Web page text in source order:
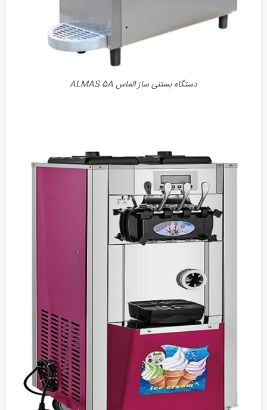
دستگاه بستنی ساز الماس ALMAS 5A